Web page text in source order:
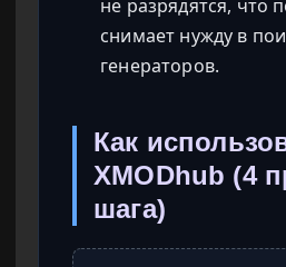
не разрядятся, что
снимает нужду в
генераторов.
Как
XMODhub (4
шага)